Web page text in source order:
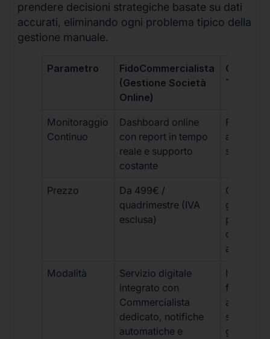
prendere decisioni strategiche basate su dati
accurati, eliminando ogni problema tipico della
gestione manuale.
Parametro
FidoCommercialista
(Gestione Società
Online)
Monitoraggio
Continuo
Dashboard online
con report in tempo
reale e supporto
costante
Report
sporadici
Prezzo
Da 499€ /
quadrimestre (IVA
esclusa)
Costi
più
ogni
Modalità
Servizio digitale
integrato con
Commercialista
dedicato, notifiche
automatiche e
Iter
studio e
gestione